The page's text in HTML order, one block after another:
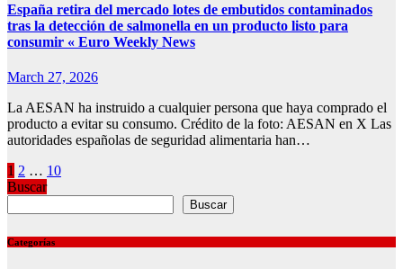
España retira del mercado lotes de embutidos contaminados
tras la detección de salmonella en un producto listo para
consumir « Euro Weekly News
March 27, 2026
La AESAN ha instruido a cualquier persona que haya comprado el
producto a evitar su consumo. Crédito de la foto: AESAN en X Las
autoridades españolas de seguridad alimentaria han…
Posts
pagination
1 2 … 10
Buscar
Buscar
Categorías